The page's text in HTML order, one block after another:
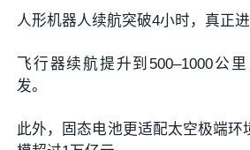
人形机器人续航突破4小时，真正进
飞行器续航提升到500–1000公
发。
此外，固态电池更适配太空极端环